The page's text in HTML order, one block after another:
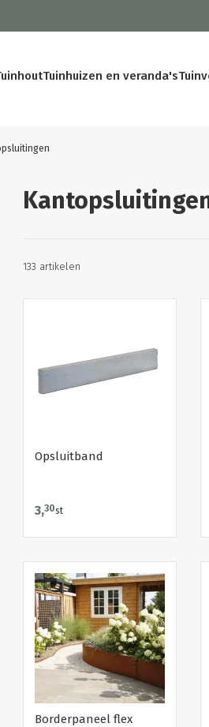
Tuinhuizen en veranda's
133 artikelen
Opsluitband
3,30st
Borderpaneel flex